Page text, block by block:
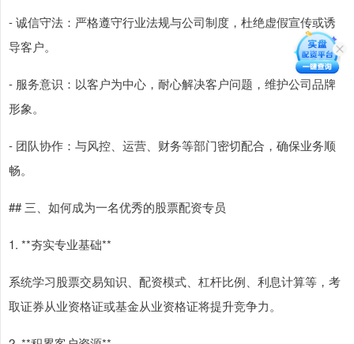
- 诚信守法：严格遵守行业法规与公司制度，杜绝虚假宣传或诱
导客户。
- 服务意识：以客户为中心，耐心解决客户问题，维护公司品牌
形象。
- 团队协作：与风控、运营、财务等部门密切配合，确保业务顺
畅。
## 三、如何成为一名优秀的股票配资专员
1. **夯实专业基础**
系统学习股票交易知识、配资模式、杠杆比例、利息计算等，考
取证券从业资格证或基金从业资格证将提升竞争力。